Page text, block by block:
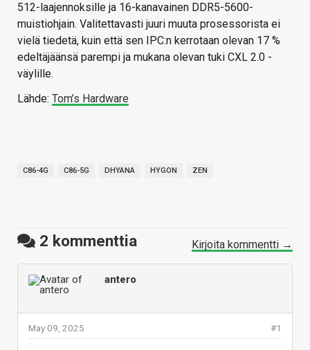
512-laajennoksille ja 16-kanavainen DDR5-5600-
muistiohjain. Valitettavasti juuri muuta prosessorista ei
vielä tiedetä, kuin että sen IPC:n kerrotaan olevan 17 %
edeltäjäänsä parempi ja mukana olevan tuki CXL 2.0 -
väylille.
Lähde: Tom’s Hardware
C86-4G C86-5G DHYANA HYGON ZEN
2 kommenttia Kirjoita kommentti →
antero
#1
May 09, 2025